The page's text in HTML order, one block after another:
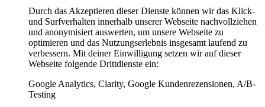
Durch das Akzeptieren dieser Dienste können wir das Klick-
und Surfverhalten innerhalb unserer Webseite nachvollziehen
und anonymisiert auswerten, um unsere Webseite zu
optimieren und das Nutzungserlebnis insgesamt laufend zu
verbessern. Mit deiner Einwilligung setzen wir auf dieser
Webseite folgende Drittdienste ein:
Google Analytics, Clarity, Google Kundenrezensionen, A/B-
Testing